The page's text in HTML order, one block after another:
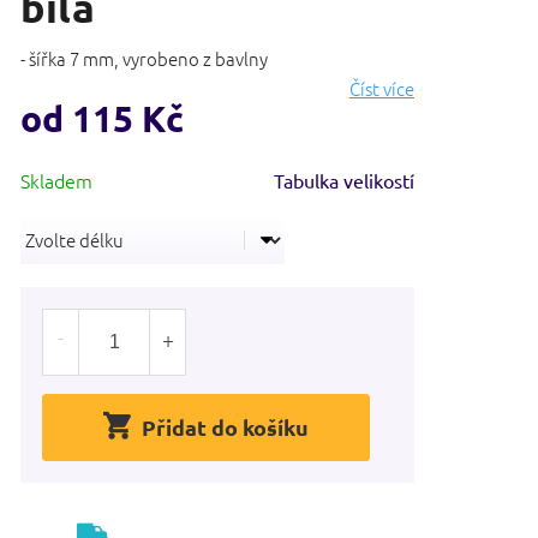
- šířka 7 mm, vyrobeno z bavlny
Číst více
od 115 Kč
cena:
Tabulka velikostí
Přidat do košíku